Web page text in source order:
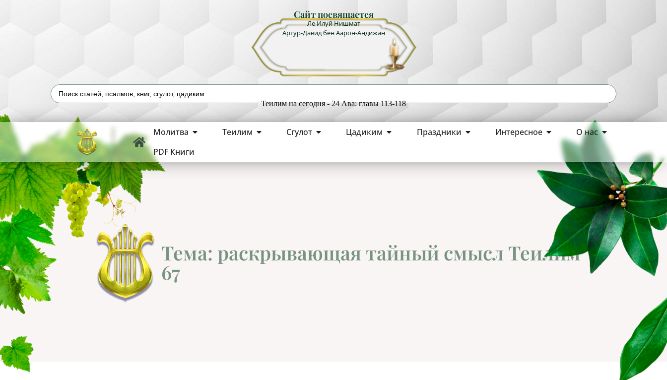
Сайт посвящается
Ле Илуй Нишмат
Артур-Давид бен Аарон-Андижан
Теилим на сегодня - 24 Ава: главы 113-118
Молитва Теилим Сгулот Цадиким Праздники Интересное
О нас
PDF Книги
Тема: раскрывающая тайный смысл Теилим
67